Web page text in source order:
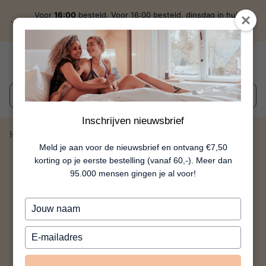
Inschrijven nieuwsbrief
Meld je aan voor de nieuwsbrief en ontvang €7,50
korting op je eerste bestelling (vanaf 60,-). Meer dan
95.000 mensen gingen je al voor!
Typ
je
naam
Typ
je
e-
Voor16:00 besteld, Voor 16:00 besteld, dinsdag in huis
Wat zoek je?
Home